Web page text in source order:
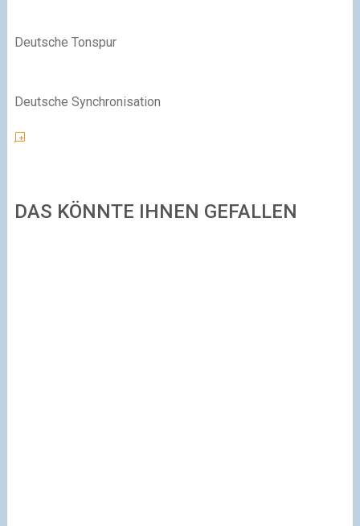
Deutsche Tonspur
Deutsche Synchronisation
DAS KÖNNTE IHNEN GEFALLEN